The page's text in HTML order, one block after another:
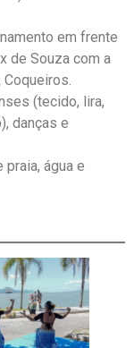
em frente
de Souza com a
Coqueiros.
(tecido, lira,
danças e
praia, água e